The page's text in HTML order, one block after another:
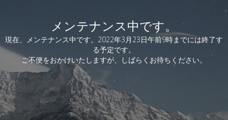
メンテナンス中です。
現在、メンテナンス中です。2022年3月23日午前9時までには終了す
る予定です。
ご不便をおかけいたしますが、しばらくお待ちください。